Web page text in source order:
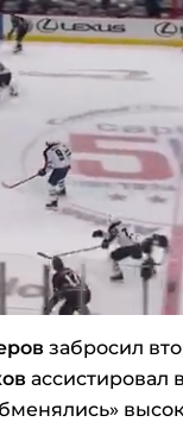
забросил
ассистировал